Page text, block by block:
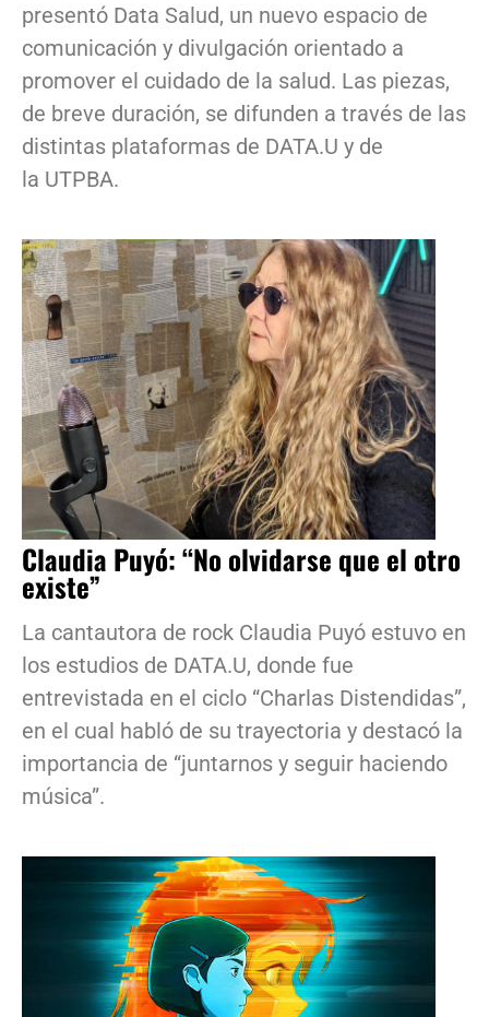
presentó Data Salud, un nuevo espacio de
comunicación y divulgación orientado a
promover el cuidado de la salud. Las piezas,
de breve duración, se difunden a través de las
distintas plataformas de DATA.U y de
la UTPBA.
Claudia Puyó: “No olvidarse que el otro
existe”
La cantautora de rock Claudia Puyó estuvo en
los estudios de DATA.U, donde fue
entrevistada en el ciclo “Charlas Distendidas”,
en el cual habló de su trayectoria y destacó la
importancia de “juntarnos y seguir haciendo
música”.